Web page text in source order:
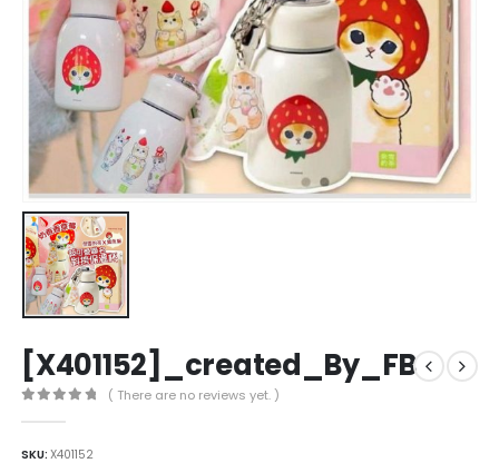
[X401152]_created_By_FB
( There are no reviews yet. )
SKU:X401152